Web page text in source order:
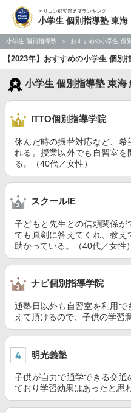
オリコン顧客満足度ランキング
小学生 個別指導塾 東海
小学生 個別指導塾 おすすめの小学生 個
【2023年】おすすめの小学生 個
小学生 個別指導塾 東海
ITTO個別指導学院
休んだ時の振替対応など、希
れる。授業以外でも自習室
る。（40代／女性）
スクールIE
子どもと先生との信頼関係
ても真剣に答えてくれ、教
助かっている。（40代／女性）
ナビ個別指導学院
通塾日以外も自習室を利用
えて頂けるので、子供の学習
明光義塾
子供が自力で通学できる交通
ており学習効果はあったと思